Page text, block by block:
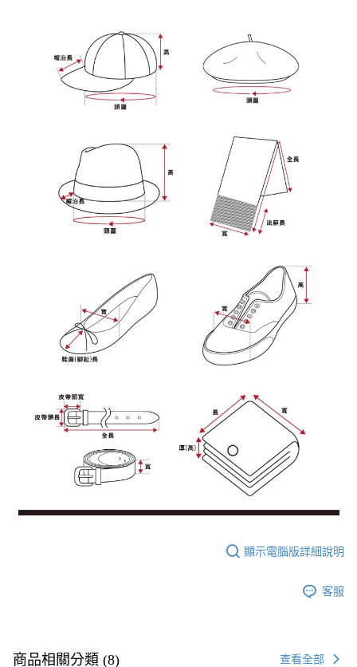
顯示電腦版詳細說明
客服
商品相關分類 (8) 查看全部